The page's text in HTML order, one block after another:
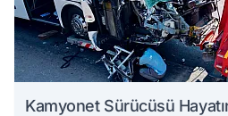
Kamyonet Sürücüsü